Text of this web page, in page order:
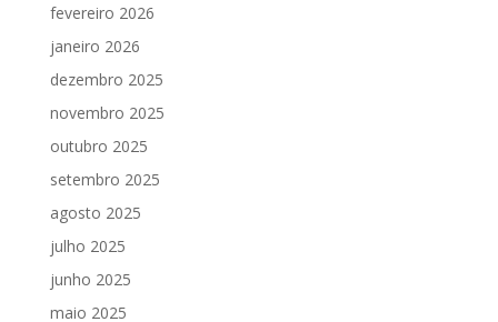
fevereiro 2026
janeiro 2026
dezembro 2025
novembro 2025
outubro 2025
setembro 2025
agosto 2025
julho 2025
junho 2025
maio 2025